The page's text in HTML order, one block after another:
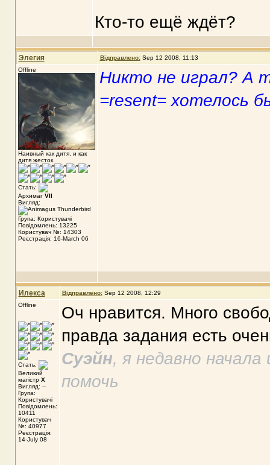
Кто-то ещё ждёт?
Элегия Відправлено: Sep 12 2008, 11:13
Offline
Наивный как дитя, и как
дитя жесток.
Стать:
Архимаг VII
Вигляд:
Група: Користувачі
Повідомлень: 13225
Користувач №: 14303
Реєстрація: 16-March 06
Никто не играл? А
=resent= хотелось
Илекса Відправлено: Sep 12 2008, 12:29
Offline
Стать:
Великий
магістр X
Вигляд: --
Група:
Користувачі
Повідомлень:
10411
Користувач
№: 40977
Реєстрація:
14-July 08
Оч нравится. Много
правда задания есть
Суэйн, я недавно
помочь